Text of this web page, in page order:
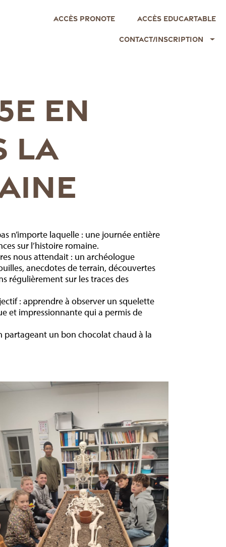
Accès Pronote Accès EDUCARTABLE
Contact/Inscription
EN
LA
n’importe laquelle : une journée entière
sur l’histoire romaine.
nous attendait : un archéologue
anecdotes de terrain, découvertes
régulièrement sur les traces des
: apprendre à observer un squelette
et impressionnante qui a permis de
partageant un bon chocolat chaud à la